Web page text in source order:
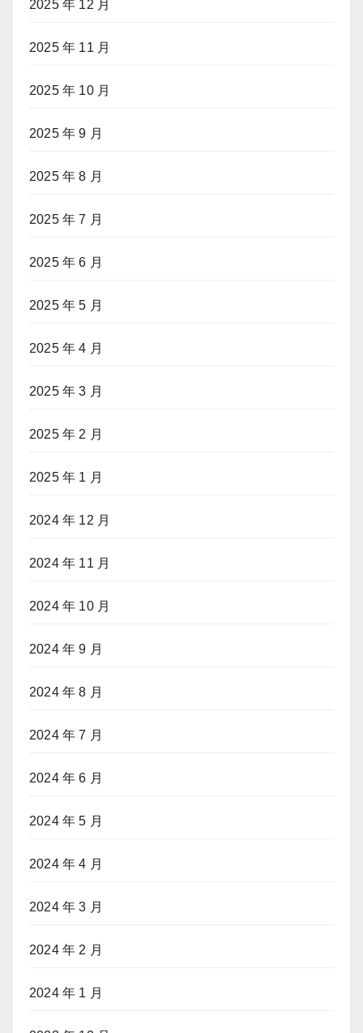
2025 年 12 月
2025 年 11 月
2025 年 10 月
2025 年 9 月
2025 年 8 月
2025 年 7 月
2025 年 6 月
2025 年 5 月
2025 年 4 月
2025 年 3 月
2025 年 2 月
2025 年 1 月
2024 年 12 月
2024 年 11 月
2024 年 10 月
2024 年 9 月
2024 年 8 月
2024 年 7 月
2024 年 6 月
2024 年 5 月
2024 年 4 月
2024 年 3 月
2024 年 2 月
2024 年 1 月